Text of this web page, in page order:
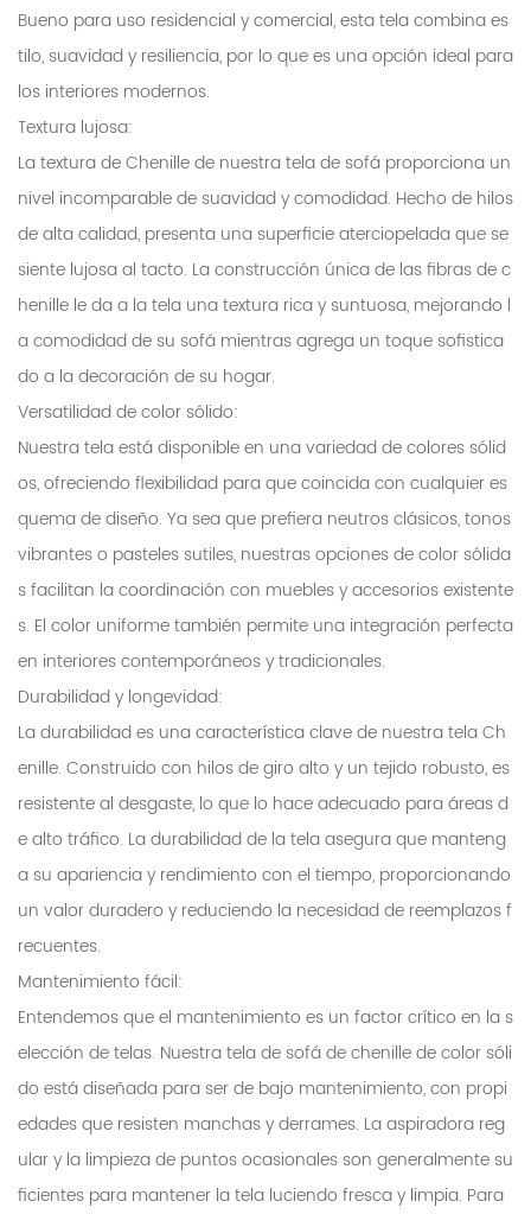
Bueno para uso residencial y comercial, esta tela combina es
tilo, suavidad y resiliencia, por lo que es una opción ideal para
los interiores modernos.
Textura lujosa:
La textura de Chenille de nuestra tela de sofá proporciona un
nivel incomparable de suavidad y comodidad. Hecho de hilos
de alta calidad, presenta una superficie aterciopelada que se
siente lujosa al tacto. La construcción única de las fibras de c
henille le da a la tela una textura rica y suntuosa, mejorando l
a comodidad de su sofá mientras agrega un toque sofistica
do a la decoración de su hogar.
Versatilidad de color sólido:
Nuestra tela está disponible en una variedad de colores sólid
os, ofreciendo flexibilidad para que coincida con cualquier es
quema de diseño. Ya sea que prefiera neutros clásicos, tonos
vibrantes o pasteles sutiles, nuestras opciones de color sólida
s facilitan la coordinación con muebles y accesorios existente
s. El color uniforme también permite una integración perfecta
en interiores contemporáneos y tradicionales.
Durabilidad y longevidad:
La durabilidad es una característica clave de nuestra tela Ch
enille. Construido con hilos de giro alto y un tejido robusto, es
resistente al desgaste, lo que lo hace adecuado para áreas d
e alto tráfico. La durabilidad de la tela asegura que manteng
a su apariencia y rendimiento con el tiempo, proporcionando
un valor duradero y reduciendo la necesidad de reemplazos f
recuentes.
Mantenimiento fácil:
Entendemos que el mantenimiento es un factor crítico en la s
elección de telas. Nuestra tela de sofá de chenille de color sóli
do está diseñada para ser de bajo mantenimiento, con propi
edades que resisten manchas y derrames. La aspiradora reg
ular y la limpieza de puntos ocasionales son generalmente su
ficientes para mantener la tela luciendo fresca y limpia. Para